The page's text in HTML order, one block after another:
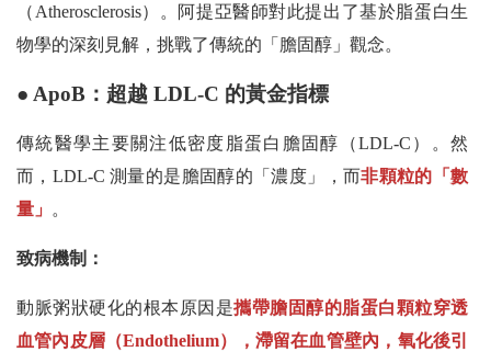
（Atherosclerosis）。阿提亞醫師對此提出了基於脂蛋白生
物學的深刻見解，挑戰了傳統的「膽固醇」觀念。
● ApoB：超越 LDL-C 的黃金指標
傳統醫學主要關注低密度脂蛋白膽固醇（LDL-C）。然
而，LDL-C 測量的是膽固醇的「濃度」，而非顆粒的「數
量」 。
致病機制：
動脈粥狀硬化的根本原因是攜帶膽固醇的脂蛋白顆粒穿透
血管內皮層（Endothelium），滯留在血管壁內，氧化後引